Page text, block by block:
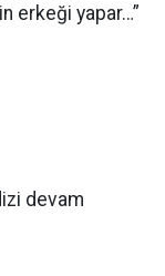
erkeği yapar…”
devam